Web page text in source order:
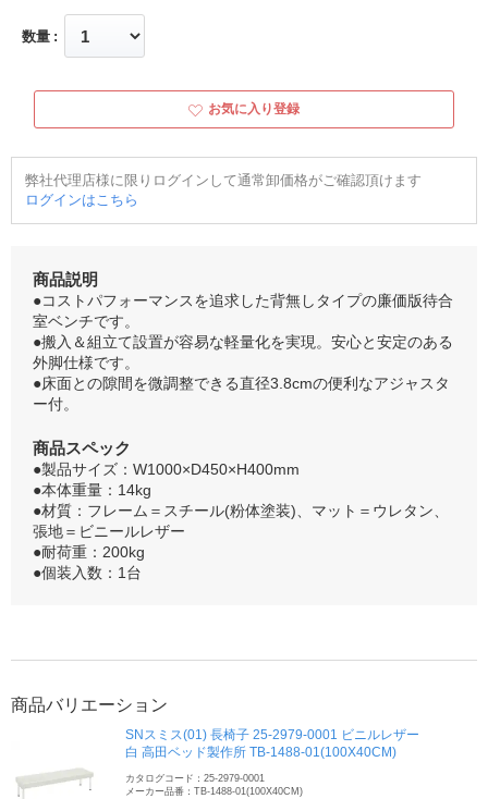
数量
お気に入り登録
弊社代理店様に限りログインして通常卸価格がご確認頂けます
ログインはこちら
商品説明
●コストパフォーマンスを追求した背無しタイプの廉価版待合
室ベンチです。
●搬入＆組立て設置が容易な軽量化を実現。安心と安定のある
外脚仕様です。
●床面との隙間を微調整できる直径3.8cmの便利なアジャスタ
ー付。
商品スペック
●製品サイズ：W1000×D450×H400mm
●本体重量：14kg
●材質：フレーム＝スチール(粉体塗装)、マット＝ウレタン、
張地＝ビニールレザー
●耐荷重：200kg
●個装入数：1台
商品バリエーション
SNスミス(01) 長椅子 25-2979-0001 ビニルレザー
白 高田ベッド製作所 TB-1488-01(100X40CM)
カタログコード：25-2979-0001
メーカー品番：TB-1488-01(100X40CM)